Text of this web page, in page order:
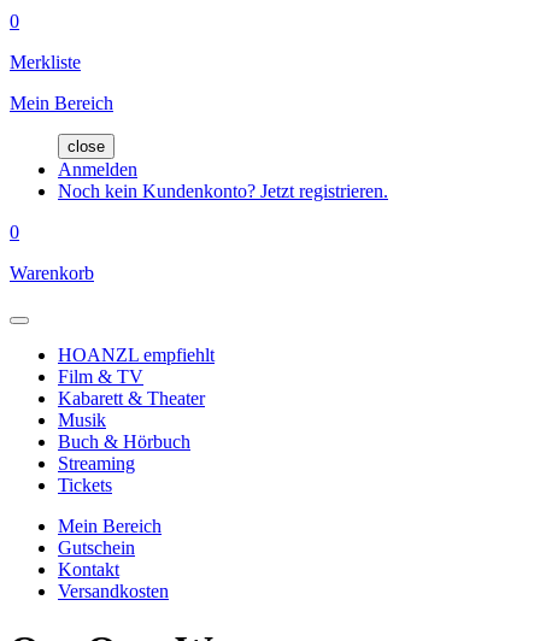
0
Merkliste
Mein Bereich
close
Anmelden
Noch kein Kundenkonto? Jetzt registrieren.
0
Warenkorb
HOANZL empfiehlt
Film & TV
Kabarett & Theater
Musik
Buch & Hörbuch
Streaming
Tickets
Mein Bereich
Gutschein
Kontakt
Versandkosten